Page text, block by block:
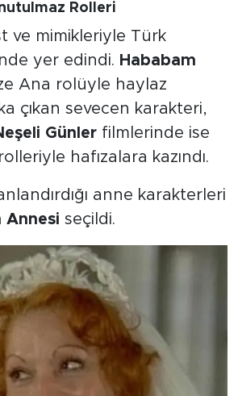
Rolleri
ve mimikleriyle Türk
yer edindi. Hababam
Ana rolüyle haylaz
çıkan sevecen karakteri,
Günlerfilmlerinde ise
hafızalara kazındı.
anne karakterleri
Annesi seçildi.